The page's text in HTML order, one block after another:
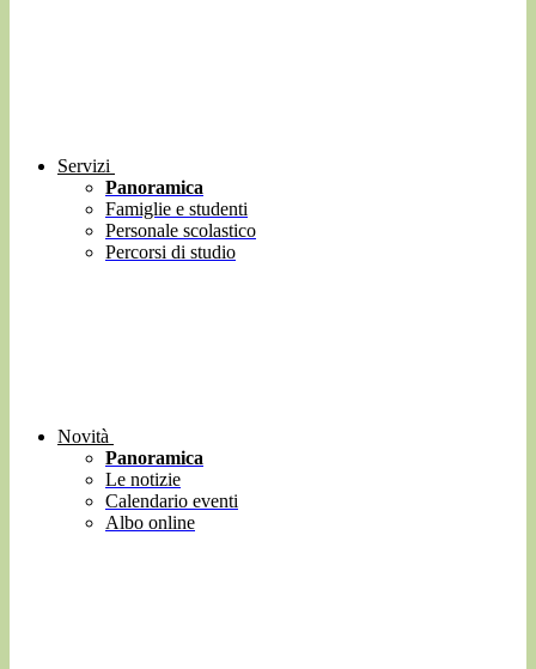
Servizi
Panoramica
Famiglie e studenti
Personale scolastico
Percorsi di studio
Novità
Panoramica
Le notizie
Calendario eventi
Albo online